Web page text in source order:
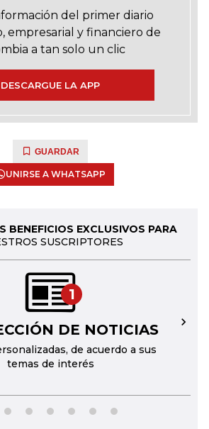
del primer diario
empresarial y financiero de
a tan solo un clic
DESCARGUE LA APP
GUARDAR
UNIRSE A WHATSAPP
BENEFICIOS EXCLUSIVOS PARA
SUSCRIPTORES
1
DE NOTICIAS
de acuerdo a sus
temas de interés
→